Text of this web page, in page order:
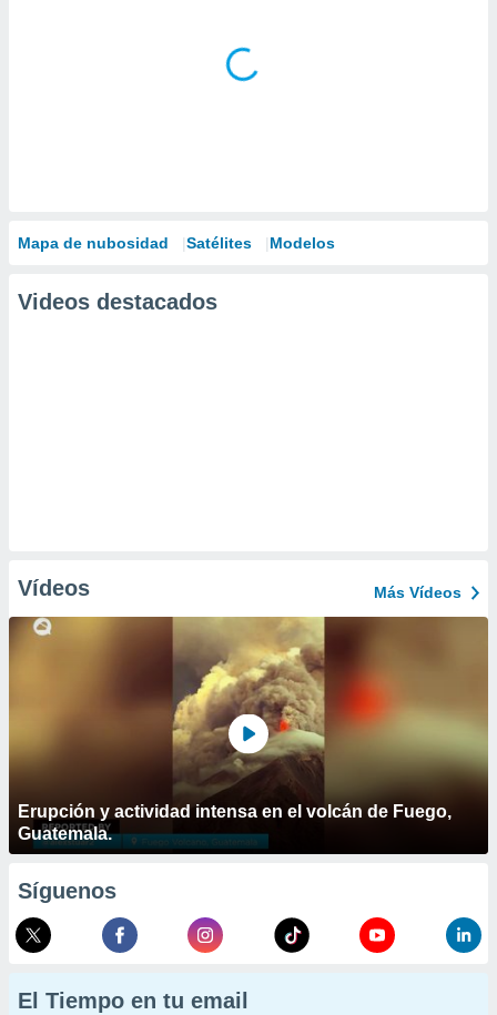
Mapa de nubosidad Satélites Modelos
Videos destacados
Vídeos Más Vídeos
Erupción y actividad intensa en el volcán de Fuego,
Guatemala.
Síguenos
El Tiempo en tu email